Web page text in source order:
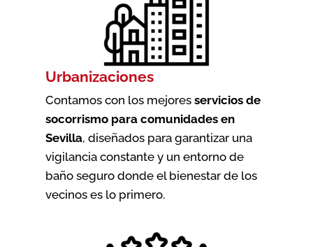
Urbanizaciones
Contamos con los mejores servicios de
socorrismo para comunidades en
Sevilla, diseñados para garantizar una
vigilancia constante y un entorno de
baño seguro donde el bienestar de los
vecinos es lo primero.